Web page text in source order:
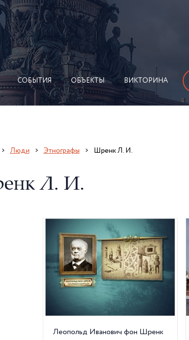
СОБЫТИЯ ОБЪЕКТЫ ВИКТОРИНА
Люди Этнографы Шренк Л. И.
Л. И.
Леопольд Иванович фон Шренк